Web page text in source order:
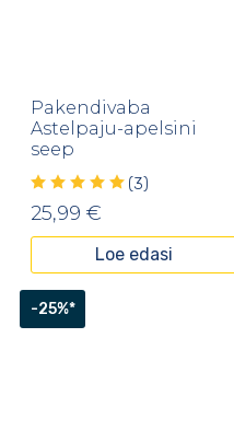
Pakendivaba
Astelpaju-apelsini
seep
(3)
25,99 €
Loe edasi
-25%*